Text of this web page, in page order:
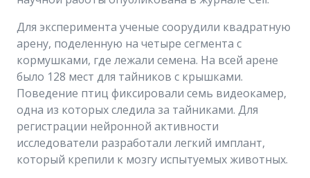
Для эксперимента ученые соорудили квадратную
арену, поделенную на четыре сегмента с
кормушками, где лежали семена. На всей арене
было 128 мест для тайников с крышками.
Поведение птиц фиксировали семь видеокамер,
одна из которых следила за тайниками. Для
регистрации нейронной активности
исследователи разработали легкий имплант,
который крепили к мозгу испытуемых животных.